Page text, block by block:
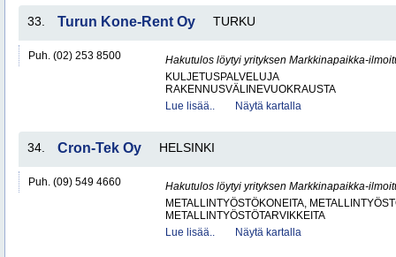
33. Turun Kone-Rent Oy TURKU
Puh. (02) 253 8500
Hakutulos löytyi yrityksen Markkinapaikka-
KULJETUSPALVELUJA
RAKENNUSVÄLINEVUOKRAUSTA
Lue lisää..
Näytä kartalla
34. Cron-Tek Oy HELSINKI
Puh. (09) 549 4660
Hakutulos löytyi yrityksen Markkinapaikka-
METALLINTYÖSTÖKONEITA,
METALLINTYÖSTÖTARVIKKEITA
Lue lisää..
Näytä kartalla